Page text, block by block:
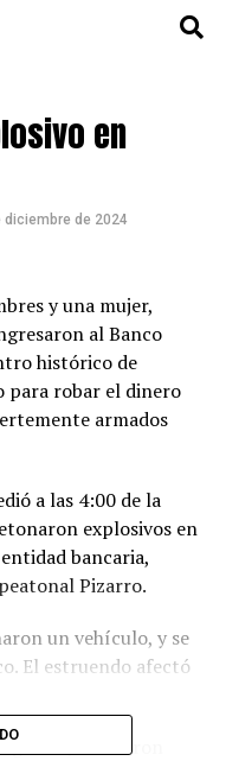
en
diciembre de 2024
y una mujer,
al Banco
histórico de
robar el dinero
armados
a las 4:00 de la
explosivos en
bancaria,
Pizarro.
un vehículo, y se
El estruendo afectó
colocaron